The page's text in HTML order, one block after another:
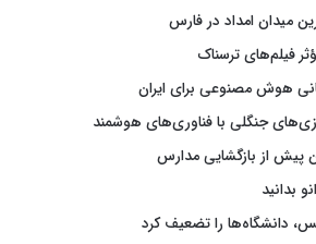
میدان امداد در فارس
فیلم‌های ترسناک
جنگلی با فناوری‌های هوشمند
بدانید
دانشگاه‌ها را تضعیف کرد